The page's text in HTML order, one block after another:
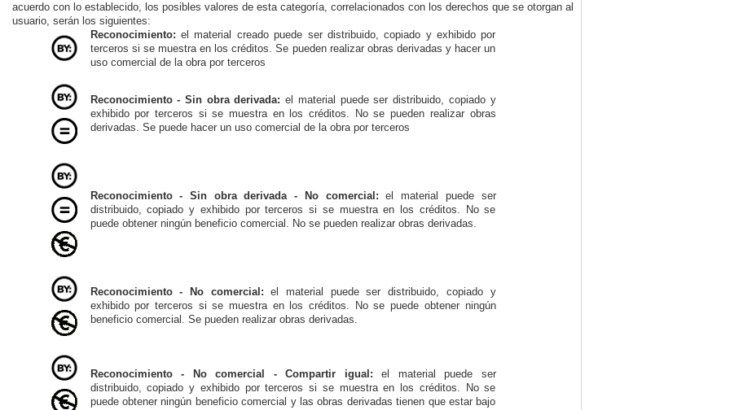
acuerdo con lo establecido, los posibles valores de esta categoría, correlacionados con los derechos que se otorgan al
usuario, serán los siguientes:
Reconocimiento: el material creado puede ser distribuido, copiado y exhibido por
terceros si se muestra en los créditos. Se pueden realizar obras derivadas y hacer un
uso comercial de la obra por terceros
Reconocimiento - Sin obra derivada: el material puede ser distribuido, copiado y
exhibido por terceros si se muestra en los créditos. No se pueden realizar obras
derivadas. Se puede hacer un uso comercial de la obra por terceros
Reconocimiento - Sin obra derivada - No comercial: el material puede ser
distribuido, copiado y exhibido por terceros si se muestra en los créditos. No se
puede obtener ningún beneficio comercial. No se pueden realizar obras derivadas.
Reconocimiento - No comercial: el material puede ser distribuido, copiado y
exhibido por terceros si se muestra en los créditos. No se puede obtener ningún
beneficio comercial. Se pueden realizar obras derivadas.
Reconocimiento - No comercial - Compartir igual: el material puede ser
distribuido, copiado y exhibido por terceros si se muestra en los créditos. No se
puede obtener ningún beneficio comercial y las obras derivadas tienen que estar bajo